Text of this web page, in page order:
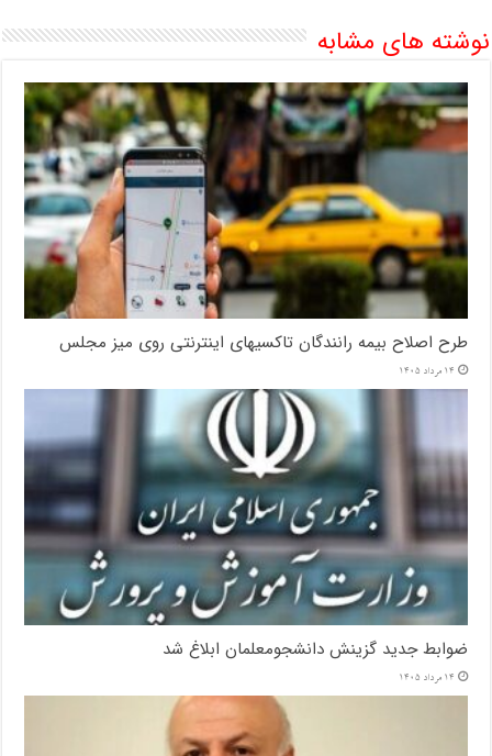
نوشته های مشابه
طرح اصلاح بیمه رانندگان تاکسیهای اینترنتی روی میز مجلس
14 مرداد 1405
ضوابط جدید گزینش دانشجومعلمان ابلاغ شد
14 مرداد 1405